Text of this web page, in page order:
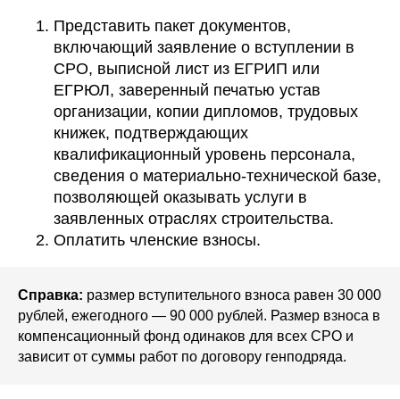
Представить пакет документов,
включающий заявление о вступлении в
СРО, выписной лист из ЕГРИП или
ЕГРЮЛ, заверенный печатью устав
организации, копии дипломов, трудовых
книжек, подтверждающих
квалификационный уровень персонала,
сведения о материально-технической базе,
позволяющей оказывать услуги в
заявленных отраслях строительства.
Оплатить членские взносы.
Справка: размер вступительного взноса равен 30 000
рублей, ежегодного — 90 000 рублей. Размер взноса в
компенсационный фонд одинаков для всех СРО и
зависит от суммы работ по договору генподряда.